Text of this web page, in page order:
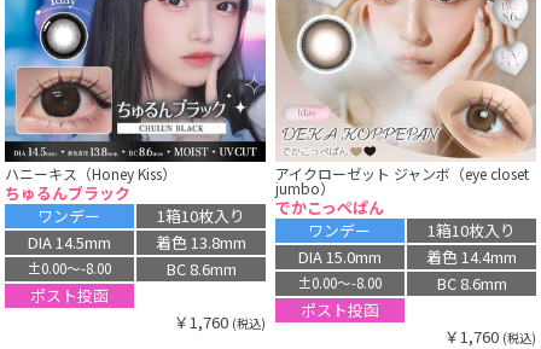
ハニーキス（Honey Kiss）
ちゅるんブラック
ワンデー
1箱10枚入り
DIA 14.5mm
着色 13.8mm
±0.00〜-8.00
BC 8.6mm
ポスト投函
￥1,760 (税込)
アイクローゼット ジャンボ（eye closet
jumbo）
でかこっぺぱん
ワンデー
1箱10枚入り
DIA 15.0mm
着色 14.4mm
±0.00〜-8.00
BC 8.6mm
ポスト投函
￥1,760 (税込)